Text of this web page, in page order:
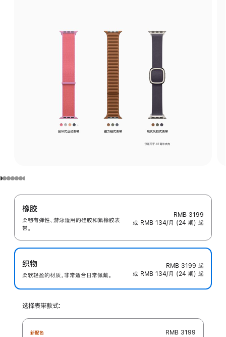
橡胶
柔韧有弹性、游泳适用的硅胶和氟橡胶表
带。
RMB 3199
或 RMB 134/月 (24 期) 起
织物
柔软轻盈的材质，非常适合日常佩戴。
RMB 3199 起
或 RMB 134/月 (24 期) 起
选择表带款式:
新配色
RMB 3199